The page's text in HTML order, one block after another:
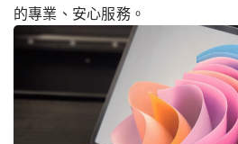
的專業、安心服務。